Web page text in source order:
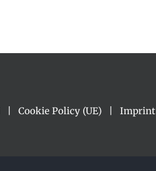
Cookie Policy (UE) Imprint